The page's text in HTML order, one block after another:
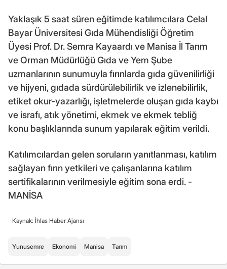
Yaklaşık 5 saat süren eğitimde katılımcılara Celal
Bayar Üniversitesi Gıda Mühendisliği Öğretim
Üyesi Prof. Dr. Semra Kayaardı ve Manisa İl Tarım
ve Orman Müdürlüğü Gıda ve Yem Şube
uzmanlarının sunumuyla fırınlarda gıda güvenilirliği
ve hijyeni, gıdada sürdürülebilirlik ve izlenebilirlik,
etiket okur-yazarlığı, işletmelerde oluşan gıda kaybı
ve israfı, atık yönetimi, ekmek ve ekmek tebliğ
konu başlıklarında sunum yapılarak eğitim verildi.
Katılımcılardan gelen soruların yanıtlanması, katılım
sağlayan fırın yetkileri ve çalışanlarına katılım
sertifikalarının verilmesiyle eğitim sona erdi. -
MANİSA
Kaynak: İhlas Haber Ajansı
Yunusemre Ekonomi Manisa Tarım